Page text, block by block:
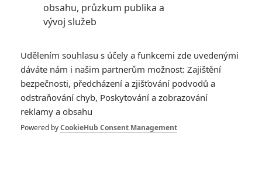
Zůstat přihlášen
obsahu, průzkum publika a
vývoj služeb
Udělením souhlasu s účely a funkcemi zde uvedenými
dáváte nám i našim partnerům možnost: Zajištění
bezpečnosti, předcházení a zjišťování podvodů a
odstraňování chyb, Poskytování a zobrazování
reklamy a obsahu
Powered byCookieHub Consent Management